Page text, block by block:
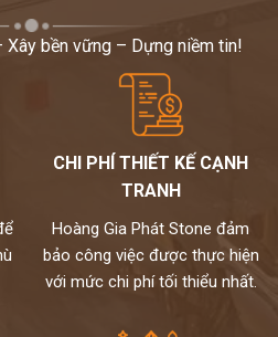
Xây bền vững – Dựng niềm tin!
CHI PHÍ THIẾT KẾ CẠNH
TRANH
Hoàng Gia Phát Stone đảm
bảo công việc được thực hiện
với mức chi phí tối thiểu nhất.